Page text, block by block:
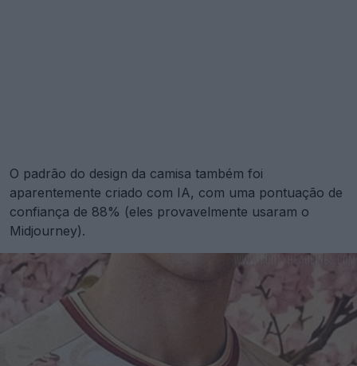
O padrão do design da camisa também foi
aparentemente criado com IA, com uma pontuação de
confiança de 88% (eles provavelmente usaram o
Midjourney).